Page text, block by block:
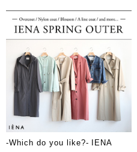
-Which do you like?- IENA